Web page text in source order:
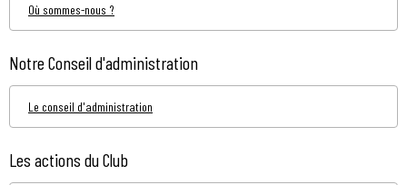
Où sommes-nous ?
Notre Conseil d'administration
Le conseil d'administration
Les actions du Club